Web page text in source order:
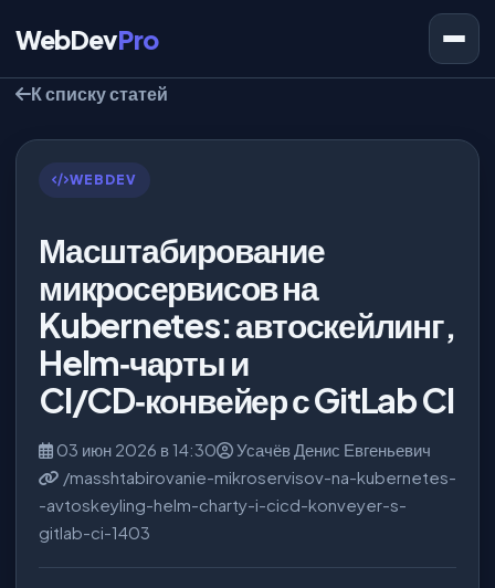
WebDevPro
К списку статей
WEBDEV
Масштабирование
микросервисов на
Kubernetes: автоскейлинг,
Helm‑чарты и
CI/CD‑конвейер с GitLab CI
03 июн 2026 в 14:30
Усачёв Денис Евгеньевич
/masshtabirovanie-mikroservisov-na-kubernetes-
-avtoskeyling-helm-charty-i-cicd-konveyer-s-
gitlab-ci-1403